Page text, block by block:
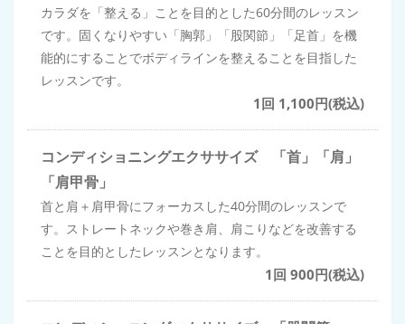
カラダを「整える」ことを目的とした60分間のレッスン
です。固くなりやすい「胸郭」「股関節」「足首」を機
能的にすることでボディラインを整えることを目指した
レッスンです。
1回 1,100円(税込)
コンディショニングエクササイズ 「首」「肩」
「肩甲骨」
首と肩＋肩甲骨にフォーカスした40分間のレッスンで
す。ストレートネックや巻き肩、肩こりなどを改善する
ことを目的としたレッスンとなります。
1回 900円(税込)